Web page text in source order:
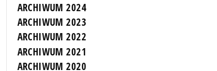
ARCHIWUM 2024
ARCHIWUM 2023
ARCHIWUM 2022
ARCHIWUM 2021
ARCHIWUM 2020